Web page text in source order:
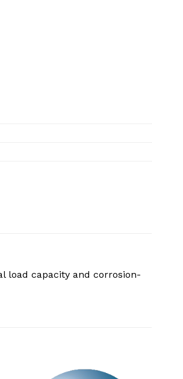
load capacity and corrosion-